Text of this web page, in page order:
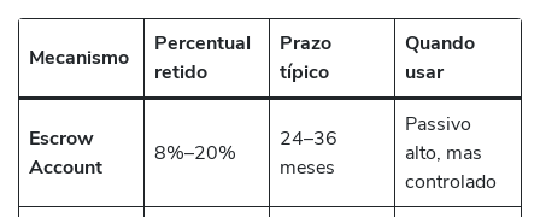
Mecanismo
Percentual
retido
Prazo
típico
Quando
usar
Escrow
Account
8%–20%
24–36
meses
Passivo
alto, mas
controlado